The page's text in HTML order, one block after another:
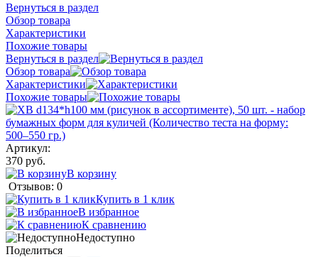
Вернуться в раздел
Обзор товара
Характеристики
Похожие товары
Вернуться в раздел
Обзор товара
Характеристики
Похожие товары
Артикул:
370 руб.
В корзину
Отзывов: 0
Купить в 1 клик
В избранное
К сравнению
Недоступно
Поделиться